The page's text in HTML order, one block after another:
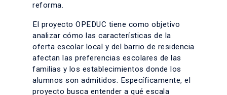
reforma.
El proyecto OPEDUC tiene como objetivo
analizar cómo las características de la
oferta escolar local y del barrio de residencia
afectan las preferencias escolares de las
familias y los establecimientos donde los
alumnos son admitidos. Específicamente, el
proyecto busca entender a qué escala